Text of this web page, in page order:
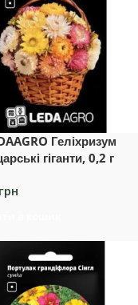
Геліхризум
гіганти, 0,2 г
грн